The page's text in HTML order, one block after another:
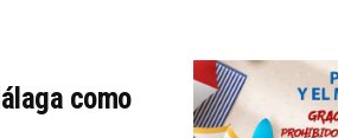
como